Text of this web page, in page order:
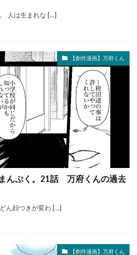
人は生まれな […]
【創作漫画】万府くん
んぷく。21話 万府くんの過去
ん顔つきが変わ […]
【創作漫画】万府くん